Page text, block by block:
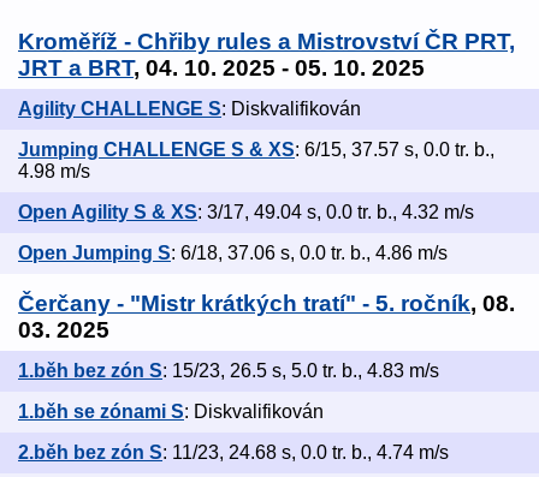
Kroměříž - Chřiby rules a Mistrovství ČR PRT,
JRT a BRT, 04. 10. 2025 - 05. 10. 2025
Agility CHALLENGE S: Diskvalifikován
Jumping CHALLENGE S & XS: 6/15, 37.57 s, 0.0 tr. b.,
4.98 m/s
Open Agility S & XS: 3/17, 49.04 s, 0.0 tr. b., 4.32 m/s
Open Jumping S: 6/18, 37.06 s, 0.0 tr. b., 4.86 m/s
Čerčany - "Mistr krátkých tratí" - 5. ročník, 08.
03. 2025
1.běh bez zón S: 15/23, 26.5 s, 5.0 tr. b., 4.83 m/s
1.běh se zónami S: Diskvalifikován
2.běh bez zón S: 11/23, 24.68 s, 0.0 tr. b., 4.74 m/s